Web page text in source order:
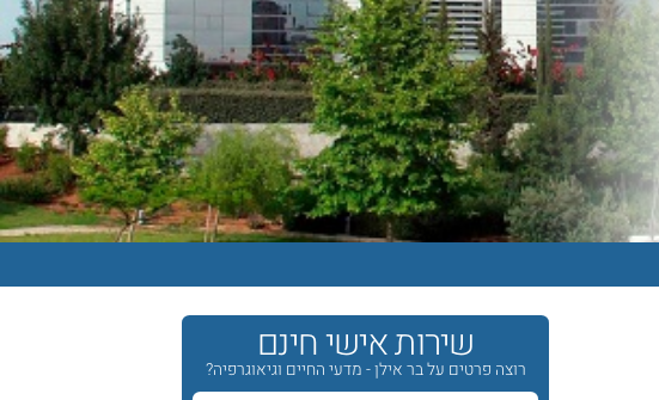
שירות אישי חינם
רוצה פרטים על בר אילן - מדעי החיים וגיאוגרפיה?